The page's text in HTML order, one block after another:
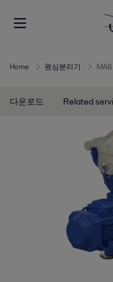
Home 원심분리기 MAB
다운로드 Related